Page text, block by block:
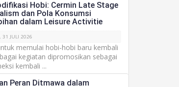
Hobi: Cermin Late Stage
dan Pola Konsumsi
dalam Leisure Activitie
31 JULI 2026
memulai hobi-hobi baru kembali
kegiatan dipromosikan sebagai
kembali ...
Peran Ditmawa dalam